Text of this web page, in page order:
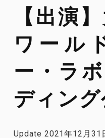
【出演】大石将弘／
ワール
ー・ラ
ディン
Update 2021年12月31